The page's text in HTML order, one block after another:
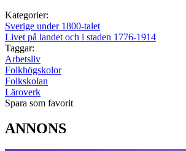
Kategorier:
Sverige under 1800-talet
Livet på landet och i staden 1776-1914
Taggar:
Arbetsliv
Folkhögskolor
Folkskolan
Läroverk
Spara som favorit
ANNONS